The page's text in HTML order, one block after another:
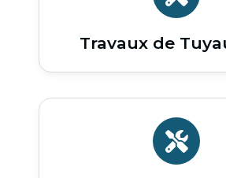
Travaux de